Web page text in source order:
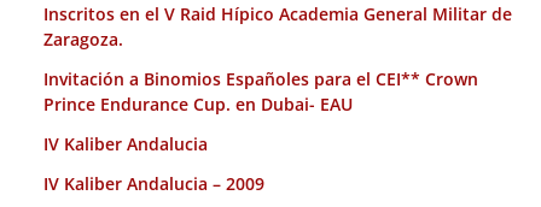
Inscritos en el V Raid Hípico Academia General Militar de
Zaragoza.
Invitación a Binomios Españoles para el CEI** Crown
Prince Endurance Cup. en Dubai- EAU
IV Kaliber Andalucia
IV Kaliber Andalucia – 2009